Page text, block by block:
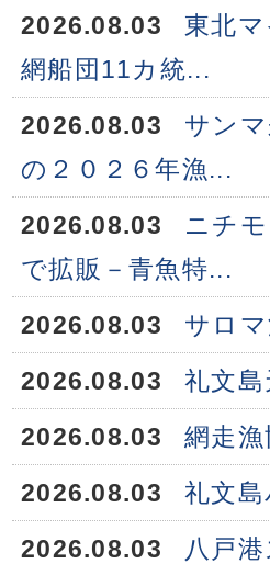
2026.08.03
東北
網船団11カ統...
2026.08.03
サン
の２０２６年漁...
2026.08.03
ニチ
で拡販－青魚特...
2026.08.03
サロ
2026.08.03
礼文
2026.08.03
網走
2026.08.03
礼文
2026.08.03
八戸